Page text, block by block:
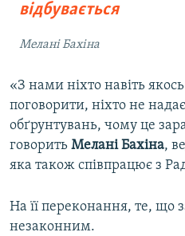
відбувається
Мелані Бахіна
«З нами ніхто навіть
поговорити, ніхто не
обґрунтувань, чому це
говорить Мелані Бахіна,
яка також співпрацює з
На її переконання, те, що
незаконним.